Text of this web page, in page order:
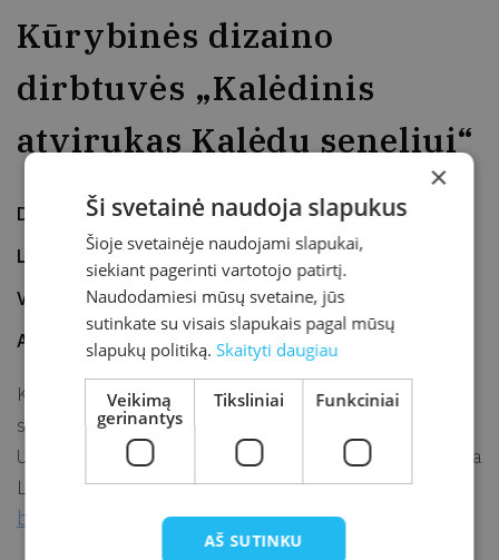
Kūrybinės dizaino
dirbtuvės „Kalėdinis
atvirukas Kalėdų seneliui“
Data
2021-12-04
Laikas
13.00–14.30
Vieta
Jaunimo edukacijos erdvė
Adresas J. K. Chodkevičiaus g. 1B, Kretinga
Kūrybinės dizaino dirbtuvės „Kalėdinis atvirukas Kalėdų
seneliui“ 7–9 metų vaikams Vaikų edukacijos erdvėje.
Užsiėmimą veda Informacinių technologijų ir dizaino mokykla
LISPA. Nemokama, būtina išankstinė registracija
brigita.barkauskaite@kretvb.lt
×
Ši svetainė naudoja slapukus
Šioje svetainėje naudojami slapukai,
siekiant pagerinti vartotojo patirtį.
Naudodamiesi mūsų svetaine, jūs
sutinkate su visais slapukais pagal mūsų
slapukų politiką.Skaityti daugiau
Veikimą
gerinantys
Tiksliniai Funkciniai
AŠ SUTINKU